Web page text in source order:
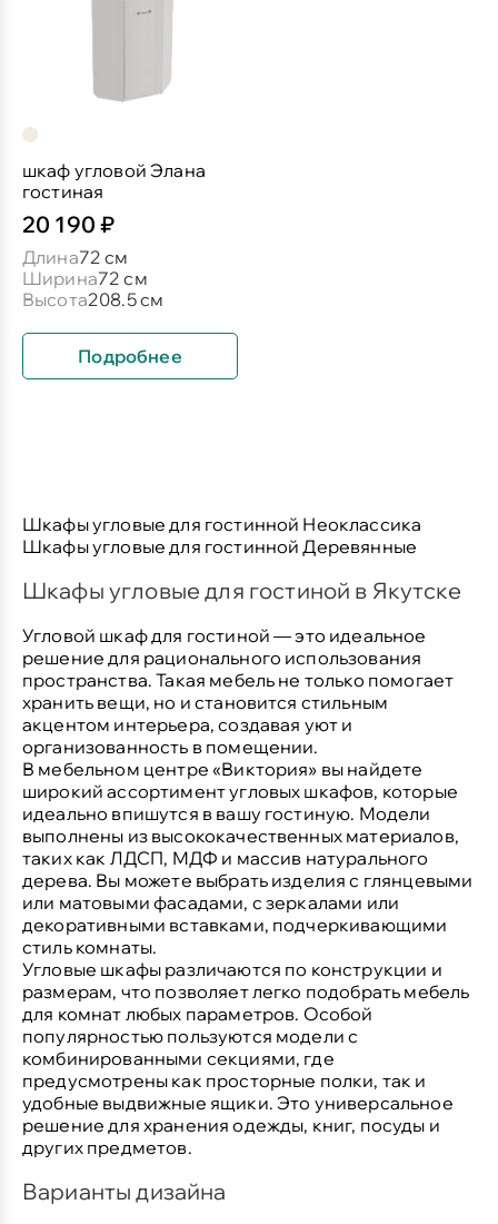
шкаф угловой Элана
гостиная
20 190 ₽
Длина72 см
Ширина72 см
Высота208.5 см
Подробнее
Шкафы угловые для гостинной Неоклассика
Шкафы угловые для гостинной Деревянные
Шкафы угловые для гостиной в Якутске
Угловой шкаф для гостиной — это идеальное
решение для рационального использования
пространства. Такая мебель не только помогает
хранить вещи, но и становится стильным
акцентом интерьера, создавая уют и
организованность в помещении.
В мебельном центре «Виктория» вы найдете
широкий ассортимент угловых шкафов, которые
идеально впишутся в вашу гостиную. Модели
выполнены из высококачественных материалов,
таких как ЛДСП, МДФ и массив натурального
дерева. Вы можете выбрать изделия с глянцевыми
или матовыми фасадами, с зеркалами или
декоративными вставками, подчеркивающими
стиль комнаты.
Угловые шкафы различаются по конструкции и
размерам, что позволяет легко подобрать мебель
для комнат любых параметров. Особой
популярностью пользуются модели с
комбинированными секциями, где
предусмотрены как просторные полки, так и
удобные выдвижные ящики. Это универсальное
решение для хранения одежды, книг, посуды и
других предметов.
Варианты дизайна